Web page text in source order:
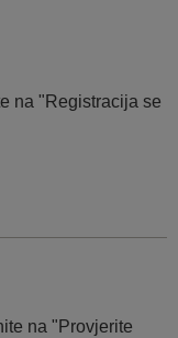
na "Registracija se
na "Provjerite